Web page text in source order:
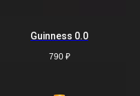
Guinness 0.0
790 ₽